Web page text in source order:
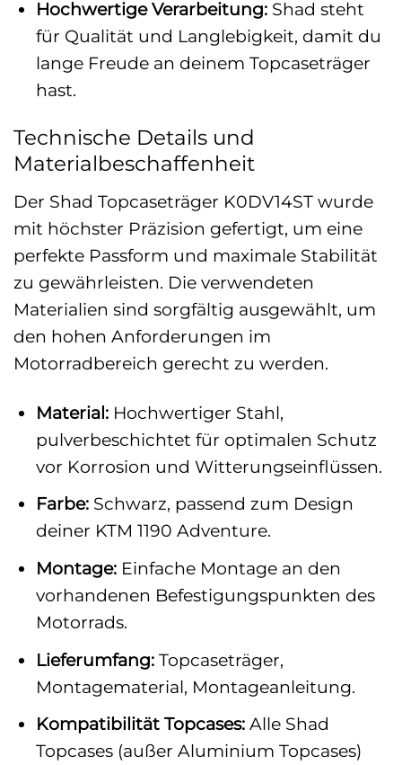
Hochwertige Verarbeitung:Shad steht
für Qualität und Langlebigkeit, damit du
lange Freude an deinem Topcaseträger
hast.
Technische Details und
Materialbeschaffenheit
Der Shad Topcaseträger K0DV14ST wurde
mit höchster Präzision gefertigt, um eine
perfekte Passform und maximale Stabilität
zu gewährleisten. Die verwendeten
Materialien sind sorgfältig ausgewählt, um
den hohen Anforderungen im
Motorradbereich gerecht zu werden.
Material:Hochwertiger Stahl,
pulverbeschichtet für optimalen Schutz
vor Korrosion und Witterungseinflüssen.
Farbe:Schwarz, passend zum Design
deiner KTM 1190 Adventure.
Montage:Einfache Montage an den
vorhandenen Befestigungspunkten des
Motorrads.
Lieferumfang:Topcaseträger,
Montagematerial, Montageanleitung.
Kompatibilität Topcases:Alle Shad
Topcases (außer Aluminium Topcases)